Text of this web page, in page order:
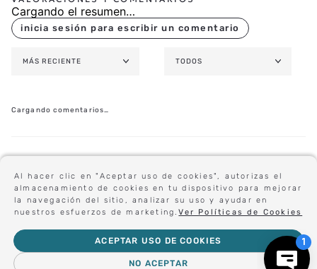
Al hacer clic en "Aceptar uso de cookies", autorizas el
almacenamiento de cookies en tu dispositivo para mejorar
la navegación del sitio, analizar su uso y ayudar en
nuestros esfuerzos de marketing.Ver Políticas de Cookies
NO ACEPTAR
ACEPTAR USO DE COOKIES
Cargando el resumen…
MÁS RECIENTE TODOS
Cargando comentarios…
PRODUCTOS RELACIONADOS